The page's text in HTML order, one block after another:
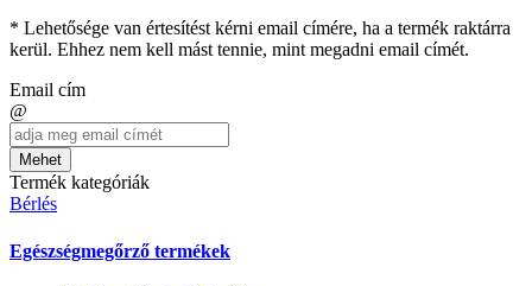
* Lehetősége van értesítést kérni email címére, ha a termék raktárra
kerül. Ehhez nem kell mást tennie, mint megadni email címét.
Email cím
@
Mehet
Termék kategóriák
Bérlés
Egészségmegőrző termékek